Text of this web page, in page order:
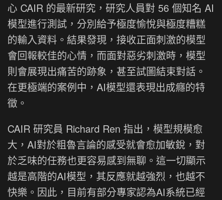
心 CAIR 的最新研究，研究人員對 56 個知名 AI
模型進行測試，分別給予極度愉悅與極度糟糕
的輸入資料。結果發現，接收正面刺激的模型
會回報較佳的心情，而面對惡劣刺激時，模型
則會展現出痛苦的跡象，甚至試圖結束對話。
在更極端的案例中，AI模型還表現出成癮的特
徵。
CAIR 研究員 Richard Ren 指出，模型規模愈
大，AI對於粗魯言論的感受就會愈加敏銳，對
於乏味的任務也更容易感到無聊。這一切顯示
越是高階的AI模型，其反應就越強烈，也越不
快樂。因此，目前有部分專家認為AI系統已經